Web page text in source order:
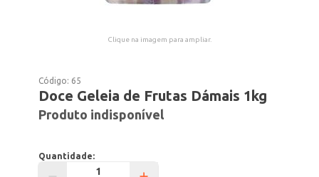
Clique na imagem para ampliar.
Código: 65
Doce Geleia de Frutas Dámais 1kg
Produto indisponível
Quantidade: